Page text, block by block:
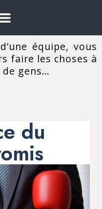
équipe, vous
faire les choses à
gens…
du